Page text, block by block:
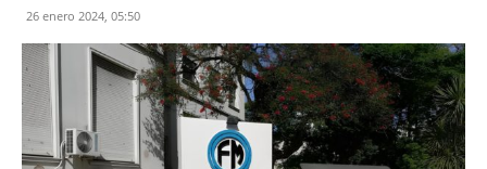
26 enero 2024, 05:50